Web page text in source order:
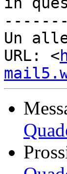
Un
URL: <